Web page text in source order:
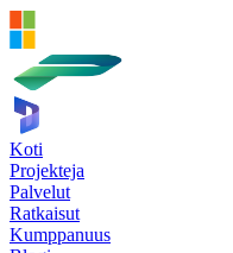
Koti
Projekteja
Palvelut
Ratkaisut
Kumppanuus